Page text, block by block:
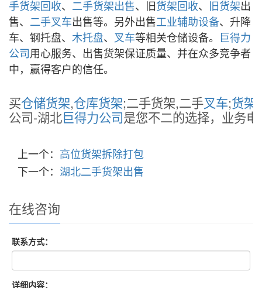
手货架回收、 二手货架出售、 旧 货架回收、 旧货架出
售、 二手叉车出售等。另外出售工业辅助设备、 升降
车、 钢托盘、 木托盘、 叉车等相关仓储设备。
巨得力
公司 用心服务、出售货架保证质量、并在众多竞争者
中，赢得客户的信任。
买仓储货架,仓库货架;二手货架,二手叉车;货架
公司-湖北巨得力公司是您不二的选择，业务
上一个： 高位货架拆除打包
下一个： 湖北二手货架出售
在线咨询
联系方式：
详细内容：